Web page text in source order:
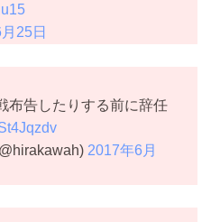
25日
布告したりする前に辞任
2017年6月